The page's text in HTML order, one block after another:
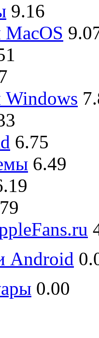
9.16
6.75
6.49
Android
0.00